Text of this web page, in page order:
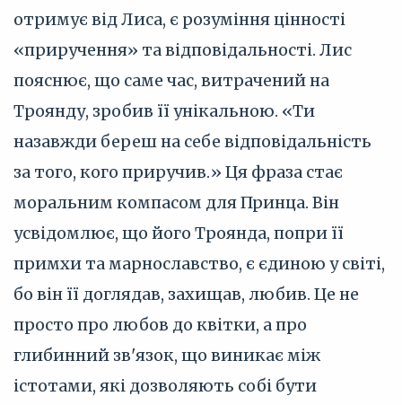
отримує від Лиса, є розуміння цінності
«приручення» та відповідальності. Лис
пояснює, що саме час, витрачений на
Троянду, зробив її унікальною. «Ти
назавжди береш на себе відповідальність
за того, кого приручив.» Ця фраза стає
моральним компасом для Принца. Він
усвідомлює, що його Троянда, попри її
примхи та марнославство, є єдиною у світі,
бо він її доглядав, захищав, любив. Це не
просто про любов до квітки, а про
глибинний зв'язок, що виникає між
істотами, які дозволяють собі бути